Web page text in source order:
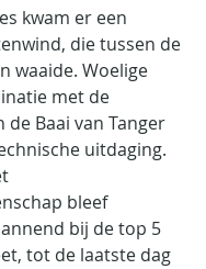
kwam er een
die tussen de
waaide. Woelige
met de
Baai van Tanger
uitdaging.
bleef
bij de top 5
tot de laatste dag